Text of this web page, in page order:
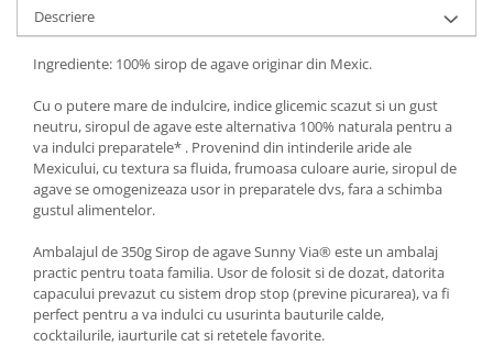
Descriere
Ingrediente: 100% sirop de agave originar din Mexic.
Cu o putere mare de indulcire, indice glicemic scazut si un gust
neutru, siropul de agave este alternativa 100% naturala pentru a
va indulci preparatele* . Provenind din intinderile aride ale
Mexicului, cu textura sa fluida, frumoasa culoare aurie, siropul de
agave se omogenizeaza usor in preparatele dvs, fara a schimba
gustul alimentelor.
Ambalajul de 350g Sirop de agave Sunny Via® este un ambalaj
practic pentru toata familia. Usor de folosit si de dozat, datorita
capacului prevazut cu sistem drop stop (previne picurarea), va fi
perfect pentru a va indulci cu usurinta bauturile calde,
cocktailurile, iaurturile cat si retetele favorite.